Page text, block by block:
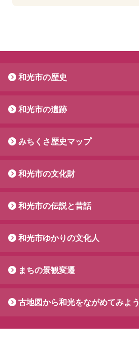
和光市の歴史
和光市の遺跡
みちくさ歴史マップ
和光市の文化財
和光市の伝説と昔話
和光市ゆかりの文化人
まちの景観変遷
古地図から和光をながめてみよう